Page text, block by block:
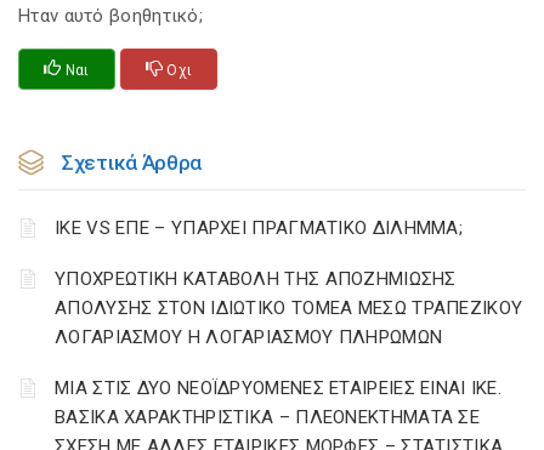
Ηταν αυτό βοηθητικό;
Ναι Οχι
Σχετικά Άρθρα
ΙΚΕ VS ΕΠΕ – ΥΠΑΡΧΕΙ ΠΡΑΓΜΑΤΙΚΟ ΔΙΛΗΜΜΑ;
YΠΟΧΡΕΩΤΙΚΗ ΚΑΤΑΒΟΛΗ ΤΗΣ ΑΠΟΖΗΜΙΩΣΗΣ
ΑΠΟΛΥΣΗΣ ΣΤΟΝ ΙΔΙΩΤΙΚΟ ΤΟΜΕΑ ΜΕΣΩ ΤΡΑΠΕΖΙΚΟΥ
ΛΟΓΑΡΙΑΣΜΟΥ Η ΛΟΓΑΡΙΑΣΜΟΥ ΠΛΗΡΩΜΩΝ
ΜΙΑ ΣΤΙΣ ΔΥΟ ΝΕΟΪΔΡΥΟΜΕΝΕΣ ΕΤΑΙΡΕΙΕΣ ΕΙΝΑΙ ΙΚΕ.
ΒΑΣΙΚΑ ΧΑΡΑΚΤΗΡΙΣΤΙΚΑ – ΠΛΕΟΝΕΚΤΗΜΑΤΑ ΣΕ